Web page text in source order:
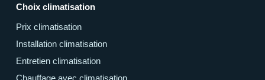
Choix climatisation
Prix climatisation
Installation climatisation
Entretien climatisation
Chauffage avec climatisation